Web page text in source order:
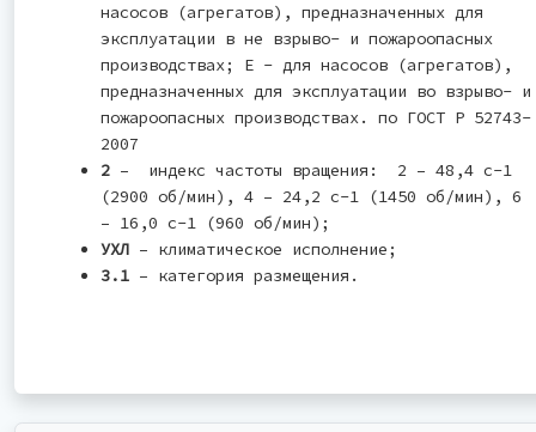
насосов (агрегатов), предназначенных для
эксплуатации в не взрыво- и пожароопасных
производствах; Е - для насосов (агрегатов),
предназначенных для эксплуатации во взрыво- и
пожароопасных производствах. по ГОСТ Р 52743-
2007
2 – индекс частоты вращения: 2 – 48,4 с-1
(2900 об/мин), 4 – 24,2 с-1 (1450 об/мин), 6
– 16,0 с-1 (960 об/мин);
УХЛ – климатическое исполнение;
3.1 – категория размещения.